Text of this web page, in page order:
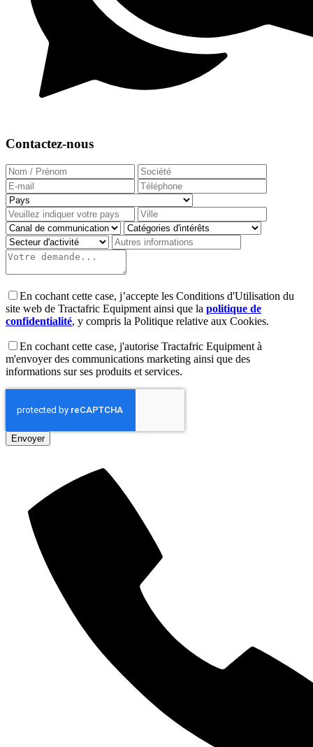
Contactez-nous
En cochant cette case, j’accepte les Conditions d'Utilisation du
site web de Tractafric Equipment ainsi que la politique de
confidentialité, y compris la Politique relative aux Cookies.
En cochant cette case, j'autorise Tractafric Equipment à
m'envoyer des communications marketing ainsi que des
informations sur ses produits et services.